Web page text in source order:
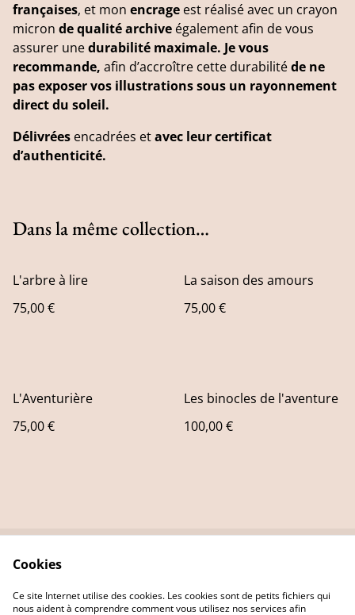
françaises, et mon encrage est réalisé avec un crayon
micron de qualité archive également afin de vous
assurer unedurabilité maximale. Je vous
recommande, afin d’accroître cette durabilitéde ne
pas exposer vos illustrations sous un rayonnement
direct du soleil.
Délivrées encadrées etavec leur certificat
d’authenticité.
Dans la même collection…
L'arbre à lire
75,00 €
La saison des amours
75,00 €
L'Aventurière
75,00 €
Les binocles de l'aventure
100,00 €
Privacy Policy
Cookie Policy
Cookies
Ce site Internet utilise des cookies. Les cookies sont de petits fichiers qui
nous aident à comprendre comment vous utilisez nos services afin